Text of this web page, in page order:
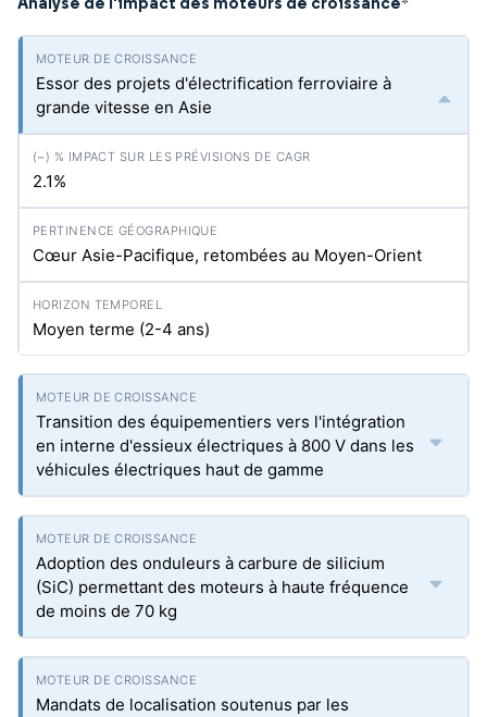
Essor des projets d'électrification ferroviaire à
grande vitesse en Asie
2.1%
Cœur Asie-Pacifique, retombées au Moyen-Orient
Moyen terme (2-4 ans)
Transition des équipementiers vers l'intégration
en interne d'essieux électriques à 800 V dans les
véhicules électriques haut de gamme
Adoption des onduleurs à carbure de silicium
(SiC) permettant des moteurs à haute fréquence
de moins de 70 kg
Mandats de localisation soutenus par les